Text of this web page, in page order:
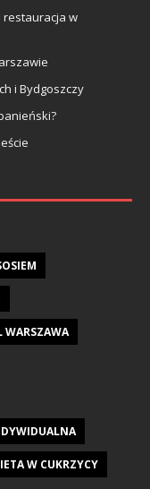
restauracja w
i Bydgoszczy
WARSZAWA
W CUKRZYCY